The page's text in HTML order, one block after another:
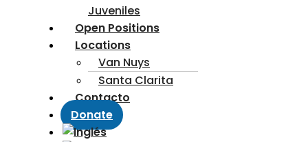
Juveniles
Open Positions
Locations
Van Nuys
Santa Clarita
Contacto
Donate